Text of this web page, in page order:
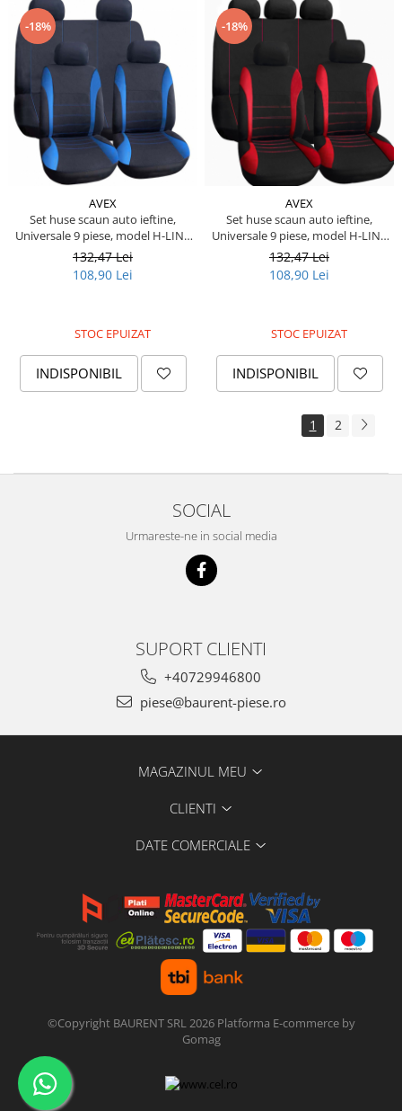
Piese Avanttecno
Piese Prins
Piese Shibaura
Piese Morooka
Piese Thermo King
Piese Mag
Piese Holmer
Piese Matilsa
Piese Pramac
Piese Dinolift
Piese Mercedes Benz
Produse Liqui Moly
Produse Yato
-18%
AVEX
Set huse scaun auto ieftine,
Universale 9 piese, model H-LINE
- ALBASTRU
132,47 Lei
108,90 Lei
STOC EPUIZAT
INDISPONIBIL
-18%
AVEX
Set huse scaun auto ieftine,
Universale 9 piese, model H-LINE
- ROSU
132,47 Lei
108,90 Lei
STOC EPUIZAT
INDISPONIBIL
1 2
SOCIAL
Urmareste-ne in social media
SUPORT CLIENTI
+40729946800
piese@baurent-piese.ro
MAGAZINUL MEU
CLIENTI
DATE COMERCIALE
©Copyright BAURENT SRL 2026 Platforma E-commerce by
Gomag